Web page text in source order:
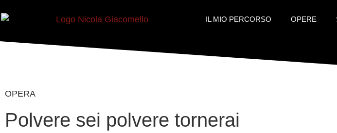
IL MIO PERCORSO OPERE
OPERA
Polvere sei polvere tornerai